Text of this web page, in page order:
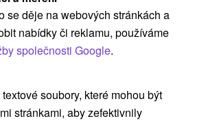
Hotely na Slovensku (12)
Wellness hotely na Slovensku
pro rodiny s dětmi
Hotely s termálním bazénem(4)
se děje na webových stránkách a
nabídky či reklamu, používáme
společnosti Google.
soubory, které mohou být
stránkami, aby zefektivnily